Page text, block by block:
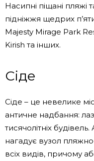
Насипні піщані пляжі
підніжжя щедрих
Majesty Mirage Park
Kirish та інших.
Сіде
Сіде – це невелике
античне надбання:
тисячолітніх
нагадує вузол
всіх видів, причому